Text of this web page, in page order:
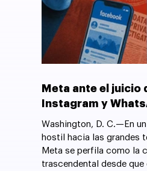
Meta ante el juicio
Instagram y
Washington, D. C.—En
hostil hacia las grandes
Meta se perfila como la
trascendental desde